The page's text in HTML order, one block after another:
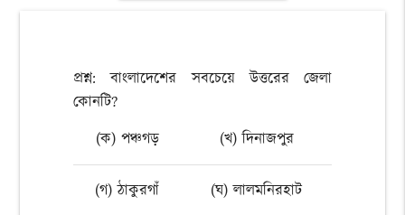
প্রশ্ন: বাংলাদেশের সবচেয়ে উত্তরের জেলা
কোনটি?
(ক) পঞ্চগড়
(খ) দিনাজপুর
(গ) ঠাকুরগাঁ (ঘ) লালমনিরহাট